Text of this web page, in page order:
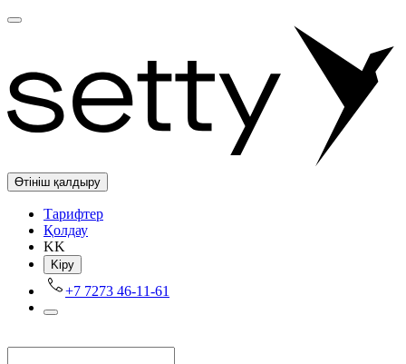
Өтініш қалдыру
Tарифтер
Қолдау
KK
Kіру
+7 7273 46-11-61